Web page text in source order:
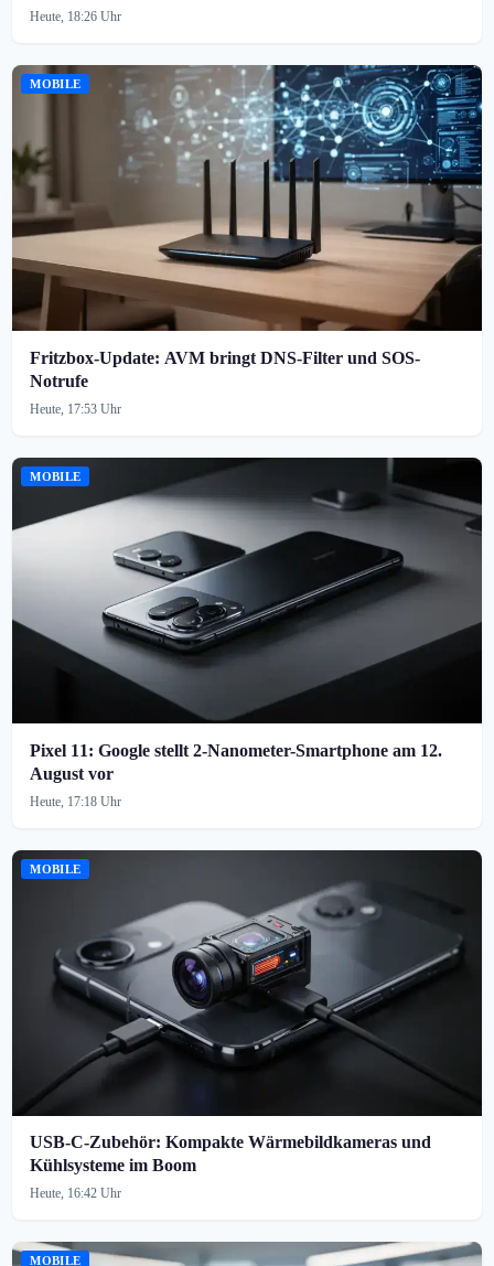
Heute, 18:26 Uhr
MOBILE
Fritzbox-Update: AVM bringt DNS-Filter und SOS-
Notrufe
Heute, 17:53 Uhr
MOBILE
Pixel 11: Google stellt 2-Nanometer-Smartphone am 12.
August vor
Heute, 17:18 Uhr
MOBILE
USB-C-Zubehör: Kompakte Wärmebildkameras und
Kühlsysteme im Boom
Heute, 16:42 Uhr
MOBILE